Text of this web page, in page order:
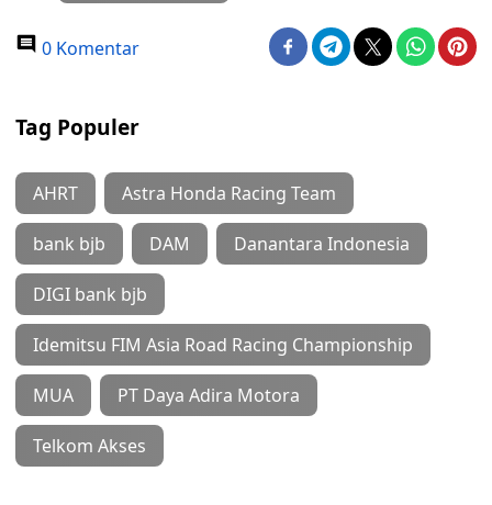
0 Komentar
Tag Populer
AHRT Astra Honda Racing Team
bank bjb DAM Danantara Indonesia
DIGI bank bjb
Idemitsu FIM Asia Road Racing Championship
MUA PT Daya Adira Motora
Telkom Akses